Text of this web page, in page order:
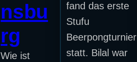
nsbu
rg
Wie ist
fand das erste
Stufu
Beerpongturnier
statt. Bilal war